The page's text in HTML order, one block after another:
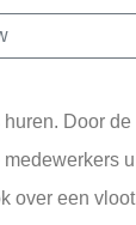
Door de
u
over een vloot